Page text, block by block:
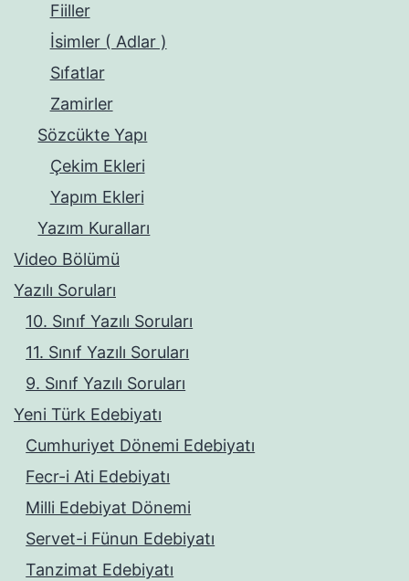
Fiiller
İsimler ( Adlar )
Sıfatlar
Zamirler
Sözcükte Yapı
Çekim Ekleri
Yapım Ekleri
Yazım Kuralları
Video Bölümü
Yazılı Soruları
10. Sınıf Yazılı Soruları
11. Sınıf Yazılı Soruları
9. Sınıf Yazılı Soruları
Yeni Türk Edebiyatı
Cumhuriyet Dönemi Edebiyatı
Fecr-i Ati Edebiyatı
Milli Edebiyat Dönemi
Servet-i Fünun Edebiyatı
Tanzimat Edebiyatı